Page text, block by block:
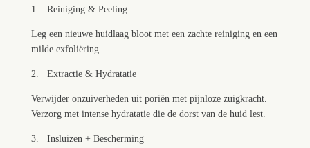
1. Reiniging & Peeling
Leg een nieuwe huidlaag bloot met een zachte reiniging en een
milde exfoliëring.
2. Extractie & Hydratatie
Verwijder onzuiverheden uit poriën met pijnloze zuigkracht.
Verzorg met intense hydratatie die de dorst van de huid lest.
3. Insluizen + Bescherming